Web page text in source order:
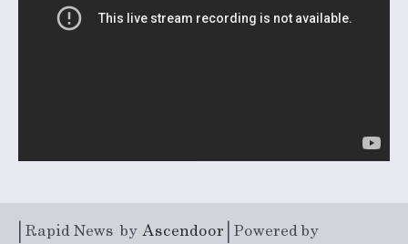
| Rapid News byAscendoor | Powered by